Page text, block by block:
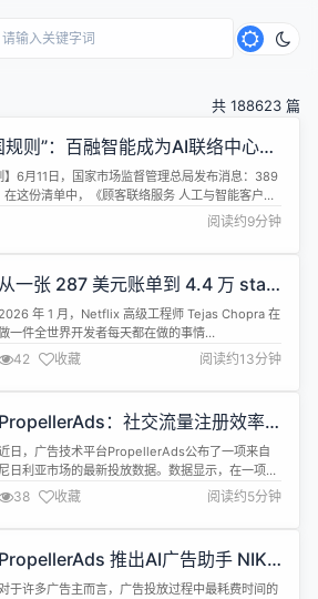
共 188623 篇
则”：百融智能成为AI联络中心国
】6月11日，国家市场监督管理总局发布消息：389
这份清单中，《顾客联络服务 人工与智能客户服
2026） 赫然在列。 这是中国第一个为&ldquo;
立规矩的国家标准。而在这份标准的起草单位名
标准化研究院、中国信息通...
阅读约9分钟
从一张 287 美元账单到 4.4 万 star
的开源传奇：Netflix 工程师如何用
为 AI Agent “瘦身” 90%
Token
2026 年 1 月，Netflix 高级工程师 Tejas Chopra 在
一件全世界开发者每天都在做的事情
&mdash;&mdash;用 AI 编程助手调试一个个人项目
的代码。他调用了数据库查询的 MCP 工具，做了一
代码重构，跑了几轮迭代。然后账单来了：
数字对于一次&quot;典型的...
42 收藏 阅读约13分钟
PropellerAds：社交流量注册效率
升34%，游戏用户获取效果显著
提升
日，广告技术平台PropellerAds公布了一项来自
尼日利亚市场的最新投放数据。数据显示，在一项持
续7天的游戏注册推广活动中，社交流量（Social
Traffic）表现出明显高于整体流量的转化效果。虽然
交流量仅贡献了17.3%的展示量，却带来了23.3%
较活动平均水平提升34.5%，&mdash;&...
38 收藏 阅读约5分钟
PropellerAds 推出AI广告助手 NIKO
，广告投放进入“对话式运营”时代
于许多广告主而言，广告投放过程中最耗费时间的